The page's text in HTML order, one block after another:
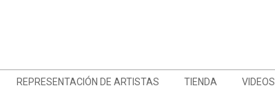
REPRESENTACIÓN DE ARTISTAS TIENDA VIDEOS